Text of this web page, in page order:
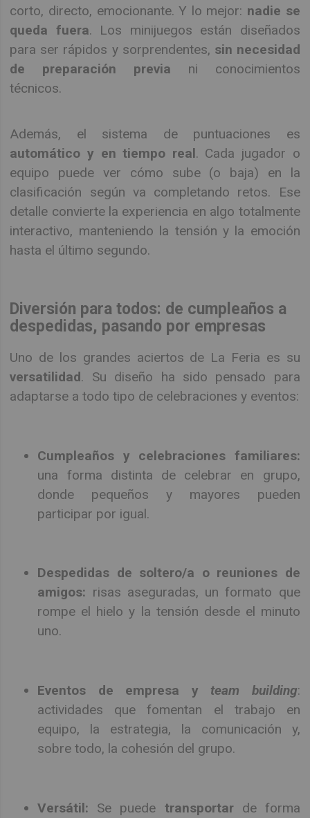
corto, directo, emocionante. Y lo mejor: nadie se
queda fuera. Los minijuegos están diseñados
para ser rápidos y sorprendentes, sin necesidad
de preparación previa ni conocimientos
técnicos.
Además, el sistema de puntuaciones es
automático y en tiempo real. Cada jugador o
equipo puede ver cómo sube (o baja) en la
clasificación según va completando retos. Ese
detalle convierte la experiencia en algo totalmente
interactivo, manteniendo la tensión y la emoción
hasta el último segundo.
Diversión para todos: de cumpleaños a
despedidas, pasando por empresas
Uno de los grandes aciertos de La Feria es su
versatilidad. Su diseño ha sido pensado para
adaptarse a todo tipo de celebraciones y eventos:
Cumpleaños y celebraciones familiares:
una forma distinta de celebrar en grupo,
donde pequeños y mayores pueden
participar por igual.
Despedidas de soltero/a o reuniones de
amigos: risas aseguradas, un formato que
rompe el hielo y la tensión desde el minuto
uno.
Eventos de empresa y team building:
actividades que fomentan el trabajo en
equipo, la estrategia, la comunicación y,
sobre todo, la cohesión del grupo.
Versátil: Se puede transportarde forma